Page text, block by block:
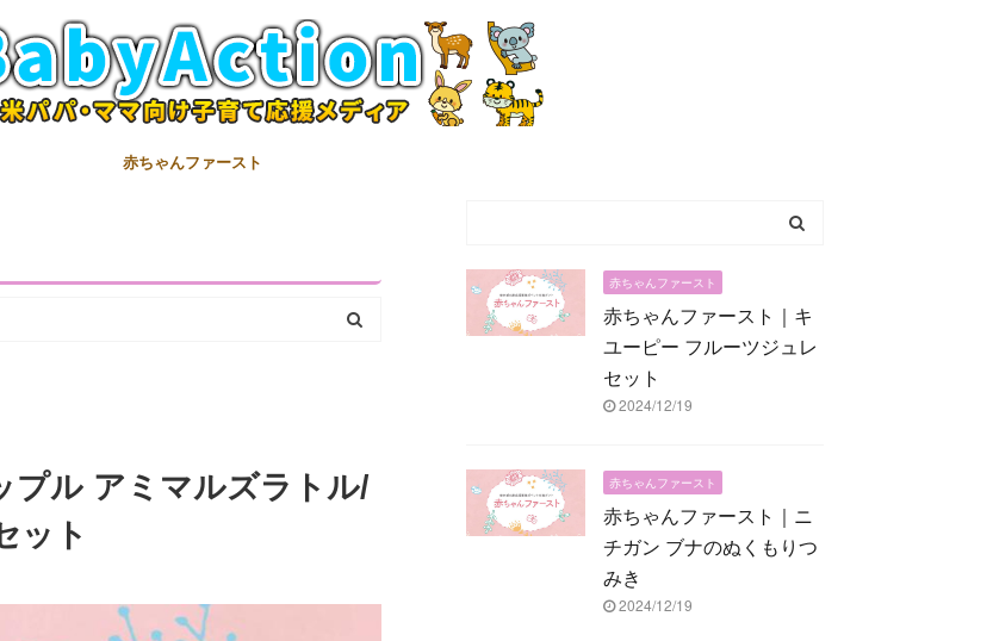
赤ちゃんファースト
プル アミマルズラトル/
ット
赤ちゃんファースト
赤ちゃんファースト｜キ
ユーピー フルーツジュレ
セット
2024/12/19
赤ちゃんファースト
赤ちゃんファースト｜ニ
チガン ブナのぬくもりつ
みき
2024/12/19